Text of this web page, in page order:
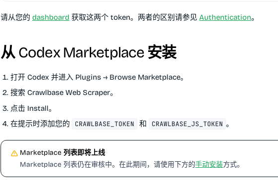
请从您的 dashboard 获取这两个 token。两者的区别请参见 Authentication。
从 Codex Marketplace 安装
打开 Codex 并进入 Plugins → Browse Marketplace。
搜索 Crawlbase Web Scraper。
点击 Install。
在提示时添加您的
CRAWLBASE_TOKEN 和 CRAWLBASE_JS_TOKEN 。
Marketplace 列表即将上线
Marketplace 列表仍在审核中。在此期间，请使用下方的手动安装方式。